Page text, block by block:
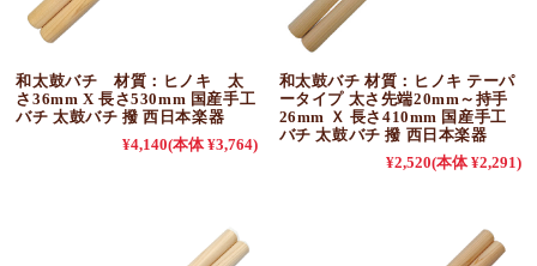
和太鼓バチ 材質：ヒノキ 太
さ36mm X 長さ530mm 国産手工
バチ 太鼓バチ 撥 西日本楽器
¥4,140(本体 ¥3,764)
和太鼓バチ 材質：ヒノキ テーパ
ータイプ 太さ先端20mm～持手
26mm Ｘ 長さ410mm 国産手工
バチ 太鼓バチ 撥 西日本楽器
¥2,520(本体 ¥2,291)